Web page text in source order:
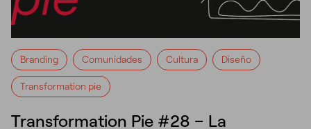
Branding Comunidades Cultura Diseño
Transformation pie
Transformation Pie #28 – La